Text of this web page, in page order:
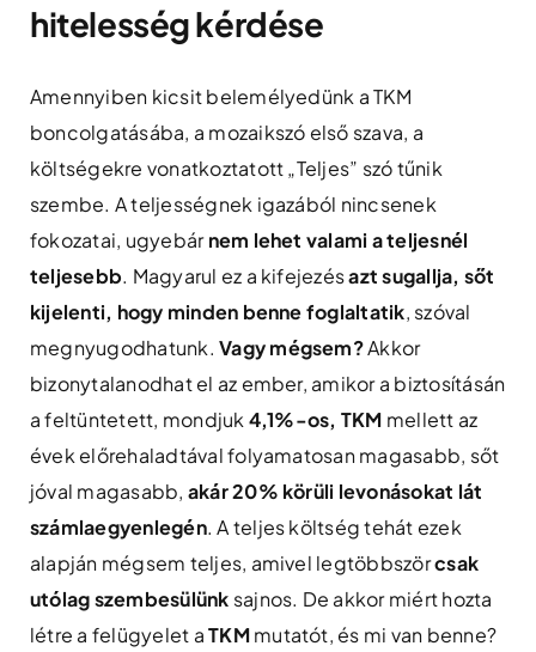
hitelesség kérdése
Amennyiben kicsit belemélyedünk a TKM
boncolgatásába, a mozaikszó első szava, a
költségekre vonatkoztatott „Teljes” szó tűnik
szembe. A teljességnek igazából nincsenek
fokozatai, ugyebárnem lehet valami a teljesnél
teljesebb. Magyarul ez a kifejezésazt sugallja, sőt
kijelenti, hogy minden benne foglaltatik, szóval
megnyugodhatunk.Vagy mégsem?Akkor
bizonytalanodhat el az ember, amikor a biztosításán
a feltüntetett, mondjuk4,1%-os, TKM mellett az
évek előrehaladtával folyamatosan magasabb, sőt
jóval magasabb, akár 20% körüli levonásokat lát
számlaegyenlegén. A teljes költség tehát ezek
alapján mégsem teljes, amivel legtöbbszörcsak
utólag szembesülünk sajnos. De akkor miért hozta
létre a felügyelet aTKMmutatót, és mi van benne?